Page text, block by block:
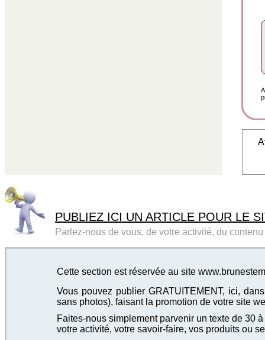
PUBLIEZ ICI UN ARTICLE POUR LE
Parlez-nous de vous, de votre activité, du
Cette section est réservée au site
Vous pouvez publier GRATUITEMENT, ici,
sans photos), faisant la promotion de votre site
Faites-nous simplement parvenir un texte de 30
votre activité, votre savoir-faire, vos produits ou